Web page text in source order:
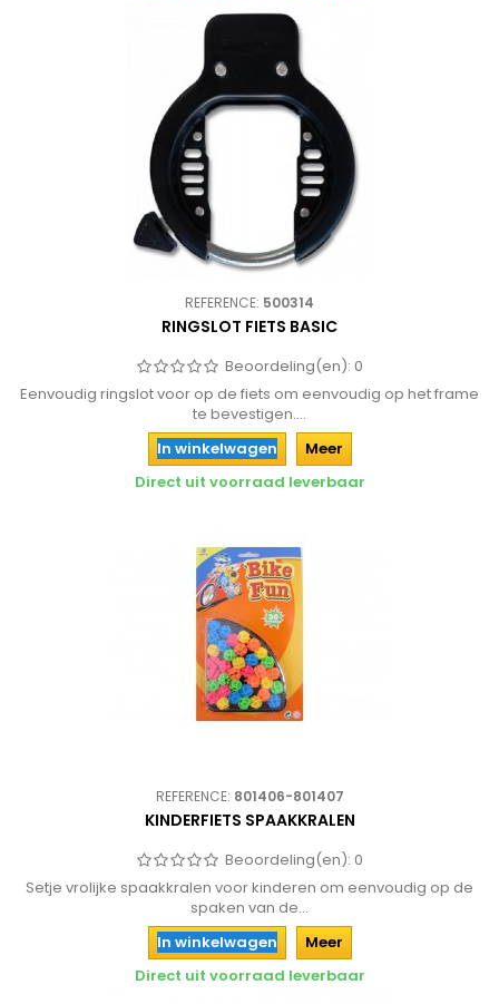
REFERENCE: 500314
RINGSLOT FIETS BASIC
Beoordeling(en): 0
Eenvoudig ringslot voor op de fiets om eenvoudig op het frame
te bevestigen....
In winkelwagen
Meer
Direct uit voorraad leverbaar
REFERENCE: 801406-801407
KINDERFIETS SPAAKKRALEN
Beoordeling(en): 0
Setje vrolijke spaakkralen voor kinderen om eenvoudig op de
spaken van de...
In winkelwagen
Meer
Direct uit voorraad leverbaar